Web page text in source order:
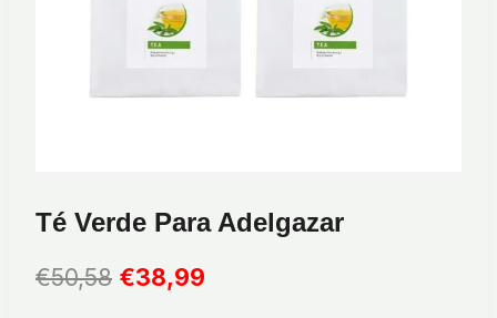
Té Verde Para Adelgazar
€50,58 El
€38,99